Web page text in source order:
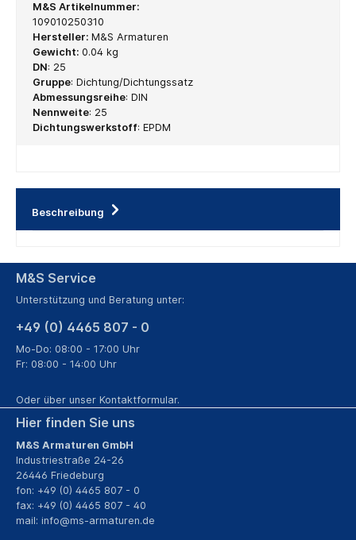
M&S Artikelnummer:
109010250310
Hersteller: M&S Armaturen
Gewicht: 0.04 kg
DN: 25
Gruppe: Dichtung/Dichtungssatz
Abmessungsreihe: DIN
Nennweite: 25
Dichtungswerkstoff: EPDM
Beschreibung
M&S Service
Unterstützung und Beratung unter:
+49 (0) 4465 807 - 0
Mo-Do: 08:00 - 17:00 Uhr
Fr: 08:00 - 14:00 Uhr
Oder über unser Kontaktformular.
Hier finden Sie uns
M&S Armaturen GmbH
Industriestraße 24-26
26446 Friedeburg
fon: +49 (0) 4465 807 - 0
fax: +49 (0) 4465 807 - 40
mail: info@ms-armaturen.de